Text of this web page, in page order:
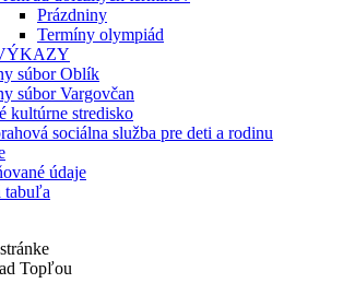
Prázdniny
Termíny olympiád
súbor Oblík
súbor Vargovčan
kultúrne stredisko
sociálna služba pre deti a rodinu
údaje
tabuľa
Topľou